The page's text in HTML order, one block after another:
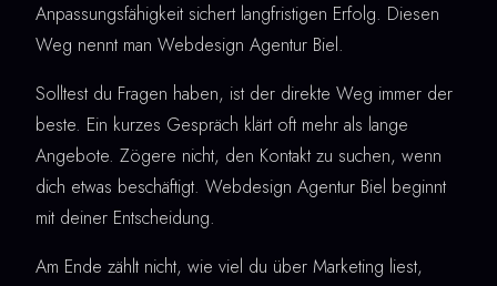
Anpassungsfähigkeit sichert langfristigen Erfolg. Diesen
Weg nennt man Webdesign Agentur Biel.
Solltest du Fragen haben, ist der direkte Weg immer der
beste. Ein kurzes Gespräch klärt oft mehr als lange
Angebote. Zögere nicht, den Kontakt zu suchen, wenn
dich etwas beschäftigt. Webdesign Agentur Biel beginnt
mit deiner Entscheidung.
Am Ende zählt nicht, wie viel du über Marketing liest,